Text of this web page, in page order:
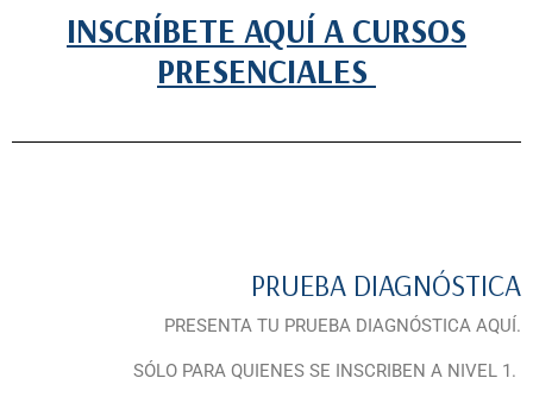
INSCRÍBETE AQUÍ A CURSOS
PRESENCIALES
PRUEBA DIAGNÓSTICA
PRESENTA TU PRUEBA DIAGNÓSTICA AQUÍ.
SÓLO PARA QUIENES SE INSCRIBEN A NIVEL 1.